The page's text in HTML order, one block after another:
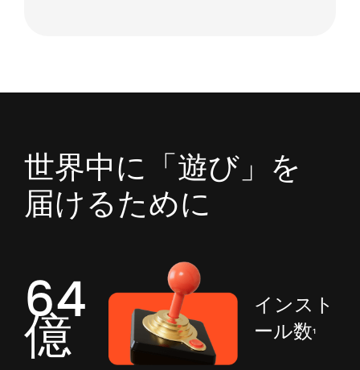
世界中に「遊び」を
届けるために
64
億
インスト
ール数¹